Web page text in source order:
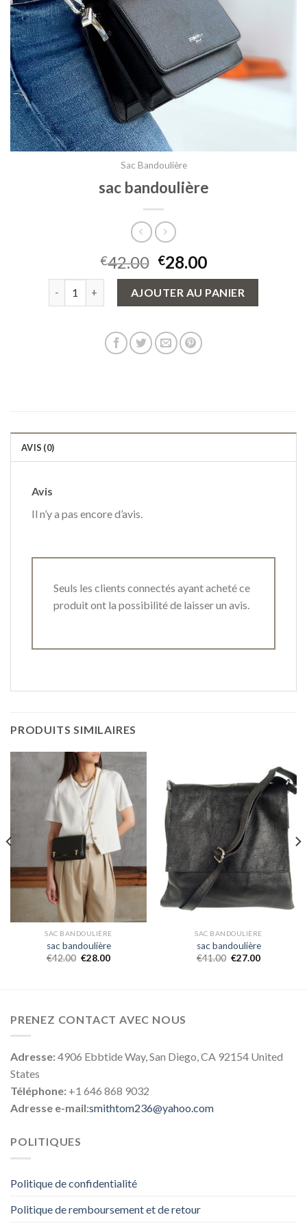
Sac Bandoulière
sac bandoulière
€42.00 €28.00
AJOUTER AU PANIER
AVIS (0)
Avis
Il n’y a pas encore d’avis.
Seuls les clients connectés ayant acheté ce
produit ont la possibilité de laisser un avis.
PRODUITS SIMILAIRES
SAC BANDOULIÈRE
sac bandoulière
€42.00 €28.00
SAC BANDOULIÈRE
sac bandoulière
€41.00 €27.00
PRENEZ CONTACT AVEC NOUS
Adresse:4906 Ebbtide Way, San Diego, CA 92154 United
States
Téléphone: +1 646 868 9032
Adresse e-mail:smithtom236@yahoo.com
POLITIQUES
Politique de confidentialité
Politique de remboursement et de retour